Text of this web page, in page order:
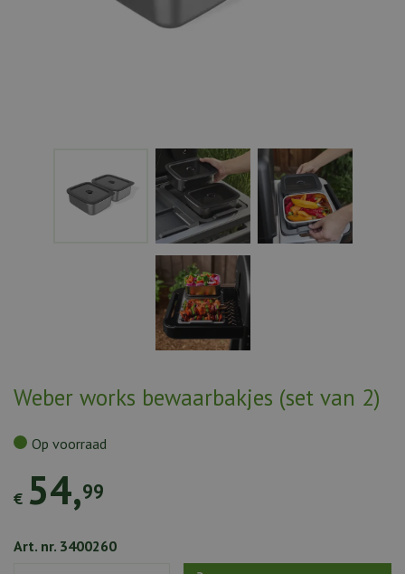
Weber works bewaarbakjes (set van 2)
€ 54,99
Op voorraad
Art. nr. 3400260